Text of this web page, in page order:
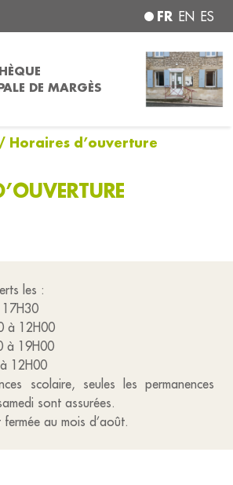
FR EN ES
DE MARGÈS
/ Horaires d’ouverture
les :
à 12H00
à 19H00
12H00
scolaire, seules les permanences
sont assurées.
au mois d’août.